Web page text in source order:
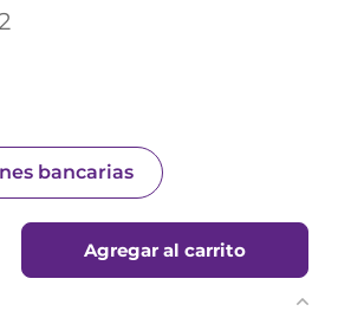
bancarias
Agregar al carrito